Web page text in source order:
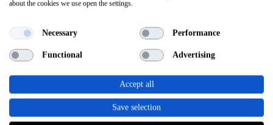
about the cookies we use open the settings.
Necessary Performance
Functional Advertising
Accept all
Save selection